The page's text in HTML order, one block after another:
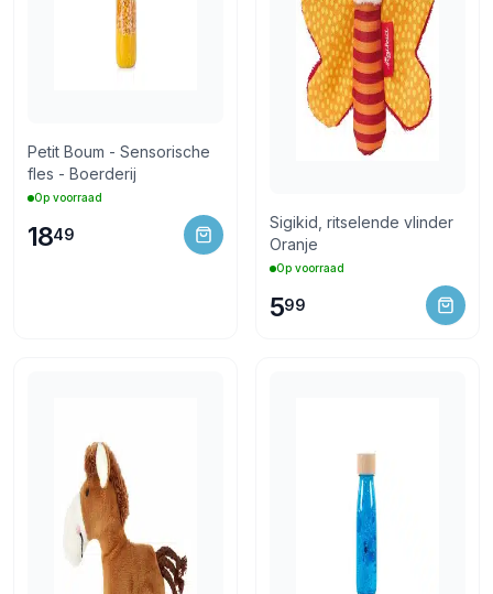
Petit Boum - Sensorische
fles - Boerderij
Op voorraad
1849
Sigikid, ritselende vlinder
Oranje
Op voorraad
599